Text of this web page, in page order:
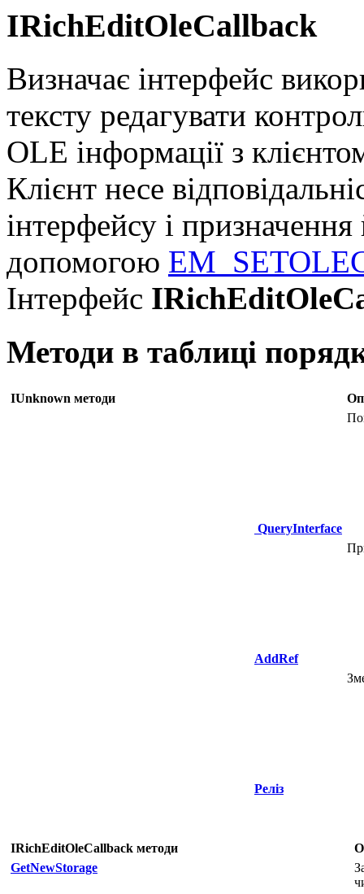
IRichEditOleCallback
Визначає інтерфейс
тексту редагувати
OLE інформації з
Клієнт несе
інтерфейсу і
допомогою
Інтерфейс
Методи в таблиці
IUnknown методи
QueryInterface
AddRef
Реліз
IRichEditOleCallback методи
GetNewStorage